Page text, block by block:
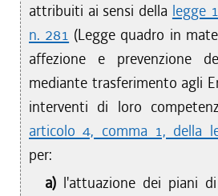
attribuiti ai sensi della legge
n. 281 (Legge quadro in
affezione e prevenzione
mediante trasferimento agli
interventi di loro
articolo 4, comma 1, della
per:
a) l'attuazione dei piani